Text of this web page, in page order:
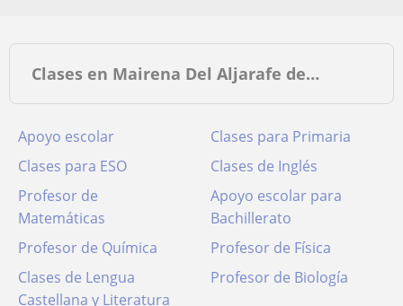
Clases en Mairena Del Aljarafe de…
Apoyo escolar
Clases para Primaria
Clases para ESO
Clases de Inglés
Profesor de
Matemáticas
Apoyo escolar para
Bachillerato
Profesor de Química
Profesor de Física
Clases de Lengua
Castellana y Literatura
Profesor de Biología